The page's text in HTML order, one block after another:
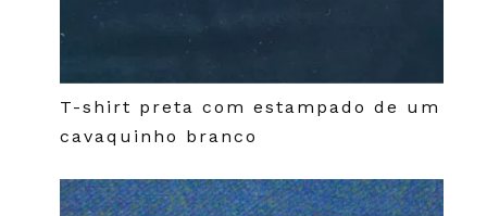
T-shirt preta com estampado de um
cavaquinho branco